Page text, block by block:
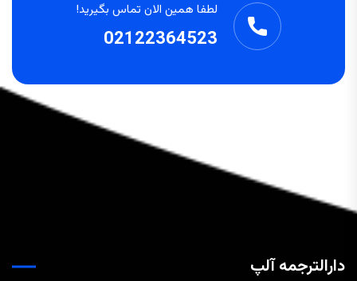
لطفا همین الان تماس بگیرید!
02122364523
دارالترجمه آلپ